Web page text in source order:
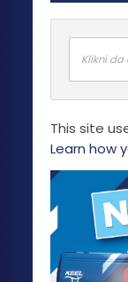
Klikni da
This site
Learn how